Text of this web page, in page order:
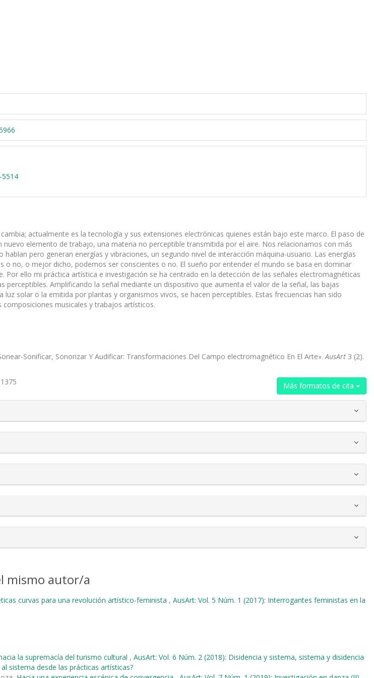
actualmente es la tecnología y sus extensiones electrónicas quienes están bajo este marco. El paso de
nuevo elemento de trabajo, una materia no perceptible transmitida por el aire. Nos relacionamos con más
hablan pero generan energías y vibraciones, un segundo nivel de interacción máquina-usuario. Las energías
o no, o mejor dicho, podemos ser conscientes o no. El sueño por entender el mundo se basa en dominar
Por ello mi práctica artística e investigación se ha centrado en la detección de las señales electromagnéticas
perceptibles. Amplificando la señal mediante un dispositivo que aumenta el valor de la señal, las bajas
solar o la emitida por plantas y organismos vivos, se hacen perceptibles. Estas frecuencias han sido
musicales y trabajos artísticos.
Sonificar, Sonorizar Y Audificar: Transformaciones Del Campo electromagnético En El Arte». AusArt 3 (2).
Más formatos de cita
1375
mismo autor/a
curvas para una revolución artístico-feminista , AusArt: Vol. 5 Núm. 1 (2017): Interrogantes feministas en la
la supremacía del turismo cultural , AusArt: Vol. 6 Núm. 2 (2018): Disidencia y sistema, sistema y disidencia
sistema desde las prácticas artísticas?